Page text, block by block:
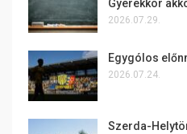
Gyerekkor
2026.07.29.
Egygólos
2026.07.24.
Szerda-